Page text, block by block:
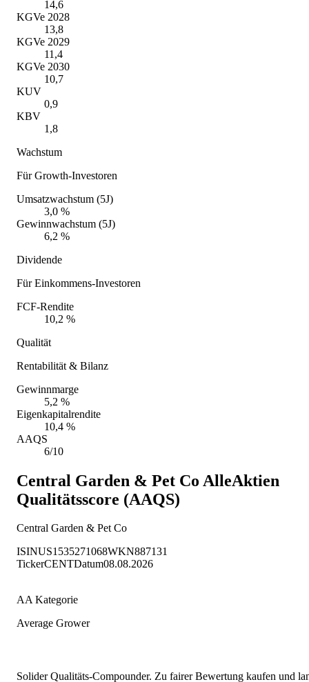
14,6
KGVe 2028
13,8
KGVe 2029
11,4
KGVe 2030
10,7
KUV
0,9
KBV
1,8
Wachstum
Für Growth-Investoren
Umsatzwachstum (5J)
3,0 %
Gewinnwachstum (5J)
6,2 %
Dividende
Für Einkommens-Investoren
FCF-Rendite
10,2 %
Qualität
Rentabilität & Bilanz
Gewinnmarge
5,2 %
Eigenkapitalrendite
10,4 %
AAQS
6/10
Central Garden & Pet Co AlleAktien
Qualitätsscore (AAQS)
Central Garden & Pet Co
ISINUS1535271068WKN887131
TickerCENTDatum08.08.2026
AA Kategorie
Average Grower
Solider Qualitäts-Compounder. Zu fairer Bewertung kaufen und